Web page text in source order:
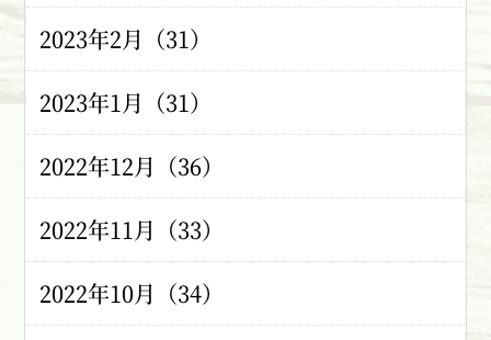
2023年2月（31）
2023年1月（31）
2022年12月（36）
2022年11月（33）
2022年10月（34）